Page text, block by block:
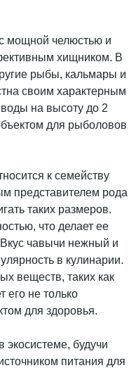
мощной челюстью и
хищником. В
рыбы, кальмары и
своим характерным
на высоту до 2
для рыболовов
к семейству
представителем рода
таких размеров.
что делает ее
чавычи нежный и
в кулинарии.
веществ, таких как
его не только
для здоровья.
будучи
питания для